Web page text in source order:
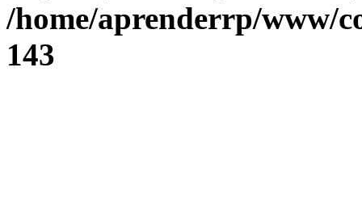
/home/aprenderrp/www/
143